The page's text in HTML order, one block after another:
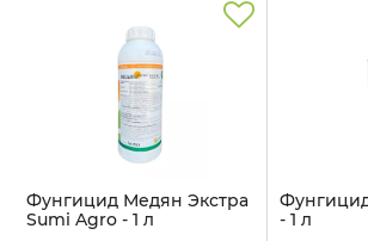
Фунгицид Медян Экстра
Sumi Agro - 1 л
- 1 л